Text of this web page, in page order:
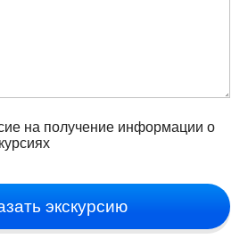
на получение информации о
экскурсию